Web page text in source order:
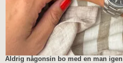
Aldrig någonsin bo med en man igen